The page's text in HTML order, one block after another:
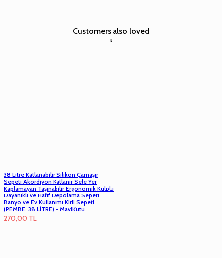
Customers also loved
38 Litre Katlanabilir Silikon Çamaşır
Sepeti Akordiyon Katlanır Sele Yer
Kaplamayan Taşınabilir Ergonomik Kulplu
Dayanıklı ve Hafif Depolama Sepeti
Banyo ve Ev Kullanımı Kirli Sepeti
(PEMBE, 38 LİTRE) - MaviKutu
270,00 TL